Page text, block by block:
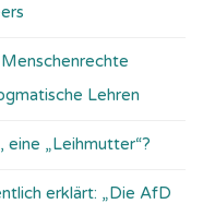
Lehren
„Leihmutter“?
erklärt: „Die AfD